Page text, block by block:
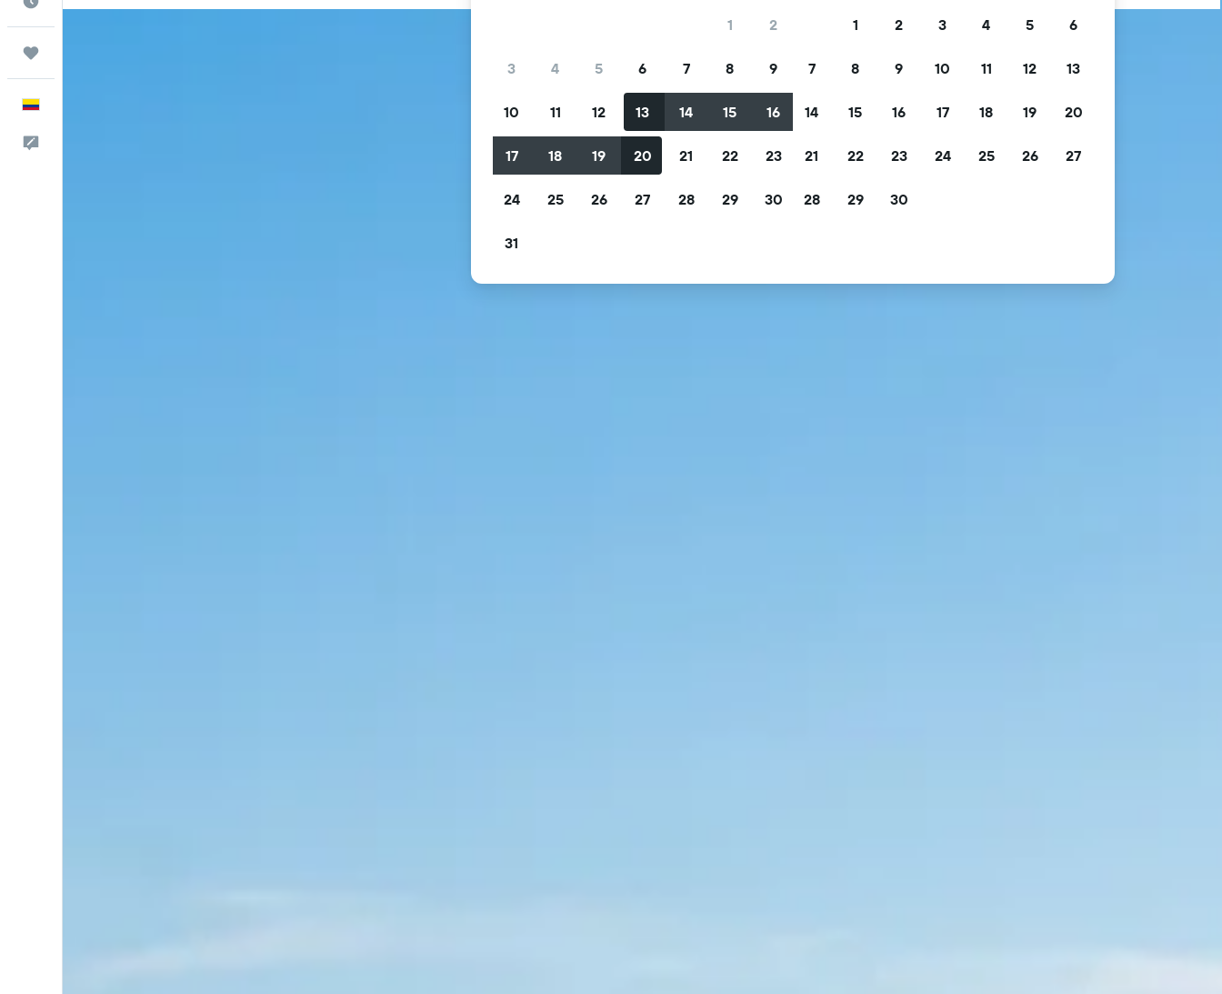
1 2
3 4 5 6 7 8 9
10 11 12 13 14 15 16
17 18 19 20 21 22 23
24 25 26 27 28 29 30
31
1 2 3 4 5 6
7 8 9 10 11 12 13
14 15 16 17 18 19 20
21 22 23 24 25 26 27
28 29 30